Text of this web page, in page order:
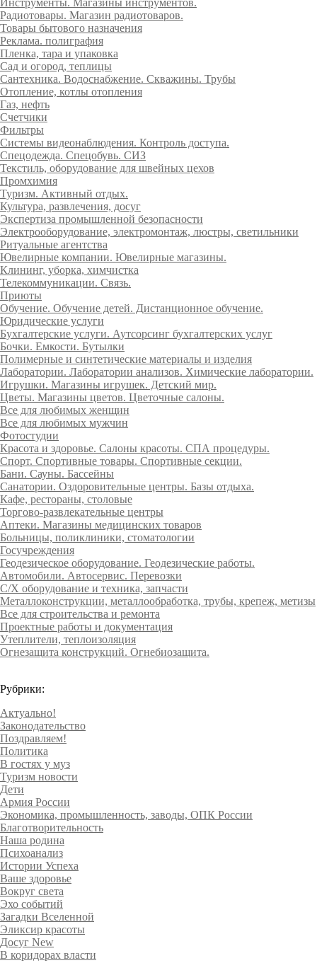
Радиотовары. Магазин радиотоваров.
Товары бытового назначения
Реклама. полиграфия
Пленка, тара и упаковка
Сад и огород, теплицы
Сантехника. Водоснабжение. Скважины. Трубы
Отопление, котлы отопления
Газ, нефть
Счетчики
Фильтры
Системы видеонаблюдения. Контроль доступа.
Спецодежда. Спецобувь. СИЗ
Текстиль, оборудование для швейных цехов
Промхимия
Туризм. Активный отдых.
Культура, развлечения, досуг
Экспертиза промышленной безопасности
Электрооборудование, электромонтаж, люстры, светильники
Ритуальные агентства
Ювелирные компании. Ювелирные магазины.
Клининг, уборка, химчистка
Телекоммуникации. Связь.
Приюты
Обучение. Обучение детей. Дистанционное обучение.
Юридические услуги
Бухгалтерские услуги. Аутсорсинг бухгалтерских услуг
Бочки. Емкости. Бутылки
Полимерные и синтетические материалы и изделия
Лаборатории. Лаборатории анализов. Химические лаборатории.
Игрушки. Магазины игрушек. Детский мир.
Цветы. Магазины цветов. Цветочные салоны.
Все для любимых женщин
Все для любимых мужчин
Фотостудии
Красота и здоровье. Салоны красоты. СПА процедуры.
Спорт. Спортивные товары. Спортивные секции.
Бани. Сауны. Бассейны
Санатории. Оздоровительные центры. Базы отдыха.
Кафе, рестораны, столовые
Торгово-развлекательные центры
Аптеки. Магазины медицинских товаров
Больницы, поликлиники, стоматологии
Госучреждения
Геодезическое оборудование. Геодезические работы.
Автомобили. Автосервис. Перевозки
С/Х оборудование и техника, запчасти
Металлоконструкции, металлообработка, трубы, крепеж, метизы
Все для строительства и ремонта
Проектные работы и документация
Утеплители, теплоизоляция
Огнезащита конструкций. Огнебиозащита.
Рубрики:
Актуально!
Законодательство
Поздравляем!
Политика
В гостях у муз
Туризм новости
Дети
Армия России
Экономика, промышленность, заводы, ОПК России
Благотворительность
Наша родина
Психоанализ
Истории Успеха
Ваше здоровье
Вокруг света
Эхо событий
Загадки Вселенной
Эликсир красоты
Досуг New
В коридорах власти